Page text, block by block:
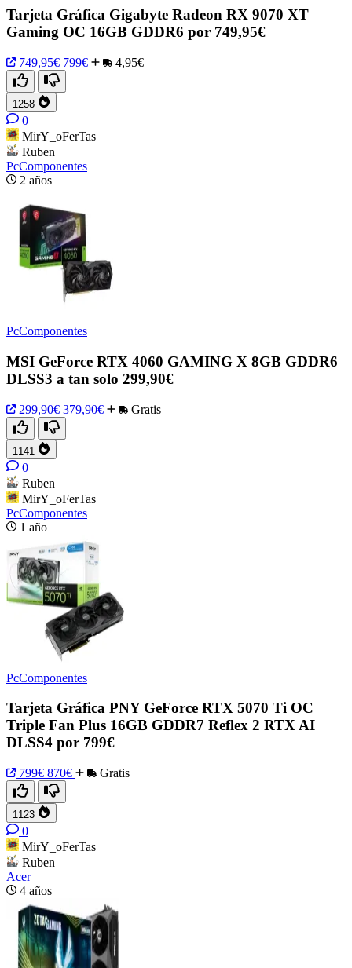
Tarjeta Gráfica Gigabyte Radeon RX 9070 XT
Gaming OC 16GB GDDR6 por 749,95€
749,95€ 799€ 4,95€
1258
0
MirY_oFerTas
Ruben
PcComponentes
2 años
PcComponentes
MSI GeForce RTX 4060 GAMING X 8GB GDDR6
DLSS3 a tan solo 299,90€
299,90€ 379,90€ Gratis
1141
0
Ruben
MirY_oFerTas
PcComponentes
1 año
PcComponentes
Tarjeta Gráfica PNY GeForce RTX 5070 Ti OC
Triple Fan Plus 16GB GDDR7 Reflex 2 RTX AI
DLSS4 por 799€
799€ 870€ Gratis
1123
0
MirY_oFerTas
Ruben
Acer
4 años